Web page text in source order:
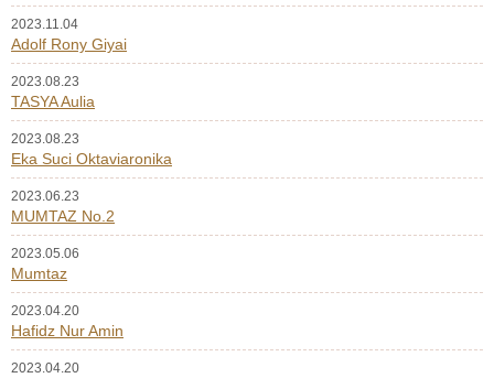
奨学生からの手紙
2023.11.04
Adolf Rony Giyai
2023.08.23
TASYA Aulia
2023.08.23
Eka Suci Oktaviaronika
2023.06.23
MUMTAZ No.2
2023.05.06
Mumtaz
2023.04.20
Hafidz Nur Amin
2023.04.20